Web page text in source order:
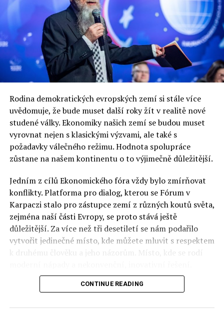
Rodina demokratických evropských zemí si stále více
uvědomuje, že bude muset další roky žít v realitě nové
studené války. Ekonomiky našich zemí se budou muset
vyrovnat nejen s klasickými výzvami, ale také s
požadavky válečného režimu. Hodnota spolupráce
zůstane na našem kontinentu o to výjimečně důležitější.
Jedním z cílů Ekonomického fóra vždy bylo zmírňovat
konflikty. Platforma pro dialog, kterou se Fórum v
Karpaczi stalo pro zástupce zemí z různých koutů světa,
zejména naší části Evropy, se proto stává ještě
důležitější. Za více než tři desetiletí se nám podařilo
vytvořit jedinečné místo, kde můžete mluvit s respektem
k druhému člověku a jeho názorům. Místo, kde se rodí
Polsko musí mít instituce, jejichž horizont činnosti je
politický tým. Pouze to vám dává šanci skutečně řešit
CONTINUE READING